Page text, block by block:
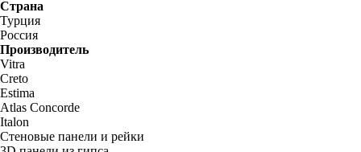
Страна
Турция
Россия
Производитель
Vitra
Creto
Estima
Atlas Concorde
Italon
Стеновые панели и рейки